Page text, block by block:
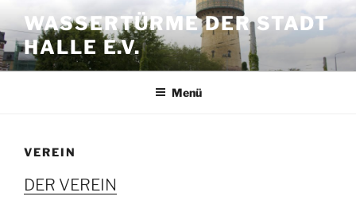
Inhalt
springen
WASSERTÜRME DER STADT
HALLE E.V.
Menü
VEREIN
DER VEREIN